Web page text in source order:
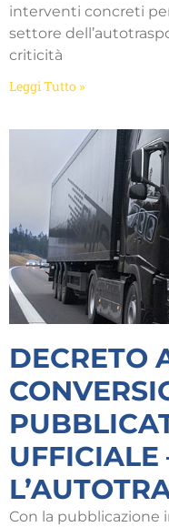
interventi concreti
settore
criticità
Leggi Tutto »
DECRETO
UFFICIALE
Con la pubblicazione